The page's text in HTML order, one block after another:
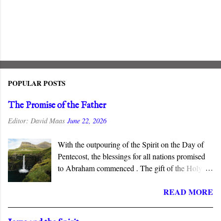
POPULAR POSTS
The Promise of the Father
Editor: David Maas June 22, 2026
With the outpouring of the Spirit on the Day of
Pentecost, the blessings for all nations promised
to Abraham commenced . The gift of the Holy
in the New Testament, which connects this gift to
READ MORE